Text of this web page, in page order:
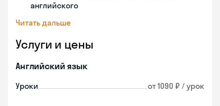
английского
Читать дальше
Услуги и цены
Английский язык
Уроки от 1090 ₽ / урок